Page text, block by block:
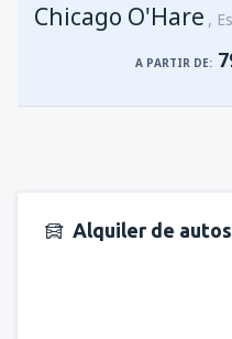
Chicago O'Hare
A PARTIR DE:
Alquiler de autos